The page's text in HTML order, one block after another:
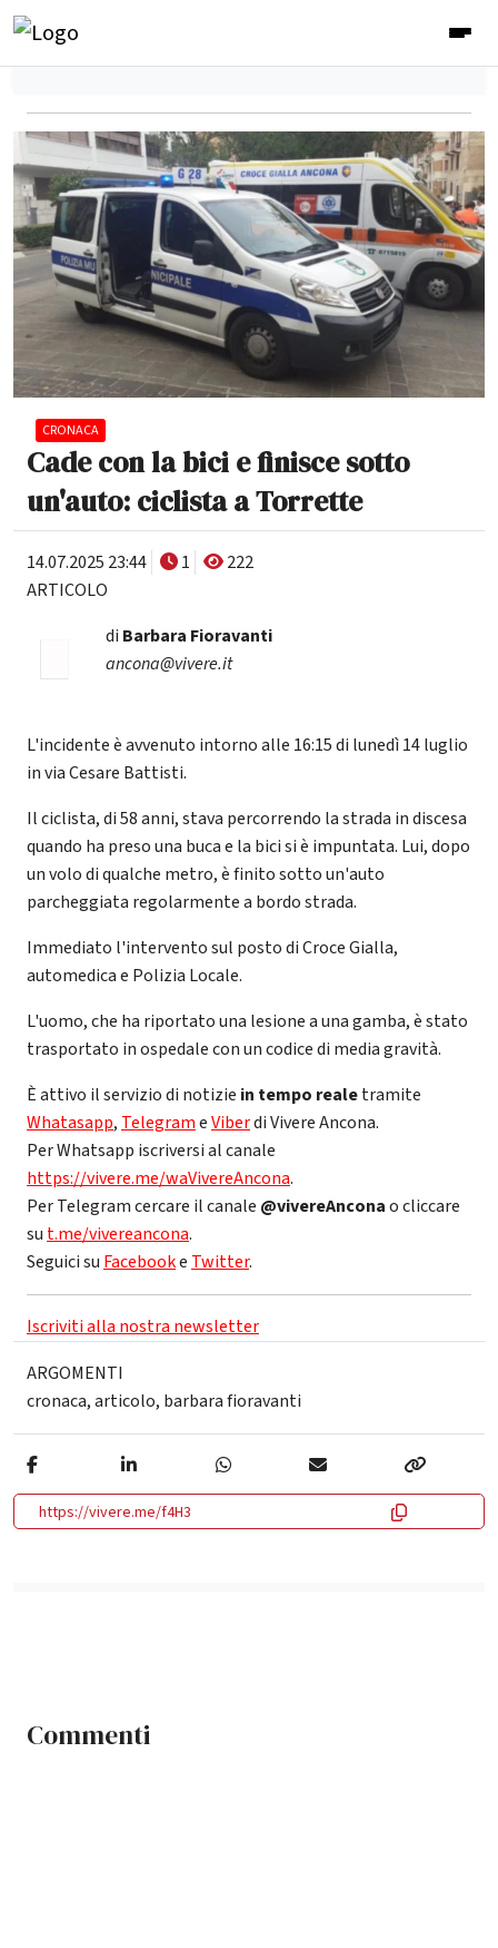
CRONACA
Cade con la bici e finisce sotto
un'auto: ciclista a Torrette
14.07.2025 23:44 1
222
ARTICOLO
di Barbara Fioravanti
ancona@vivere.it
L'incidente è avvenuto intorno alle 16:15 di lunedì 14 luglio
in via Cesare Battisti.
Il ciclista, di 58 anni, stava percorrendo la strada in discesa
quando ha preso una buca e la bici si è impuntata. Lui, dopo
un volo di qualche metro, è finito sotto un'auto
parcheggiata regolarmente a bordo strada.
Immediato l'intervento sul posto di Croce Gialla,
automedica e Polizia Locale.
L'uomo, che ha riportato una lesione a una gamba, è stato
trasportato in ospedale con un codice di media gravità.
È attivo il servizio di notizie in tempo realetramite
Whatasapp, TelegrameViberdi Vivere Ancona.
Per Whatsapp iscriversi al canale
https://vivere.me/waVivereAncona.
Per Telegram cercare il canale @vivereAnconao cliccare
su t.me/vivereancona.
Seguici su Facebooke Twitter.
Iscriviti alla nostra newsletter
ARGOMENTI
cronaca,articolo, barbara fioravanti
https://vivere.me/f4H3
Commenti